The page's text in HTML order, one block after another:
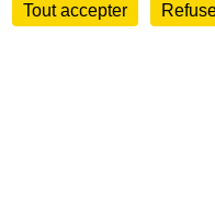
Entreprises et marchés
Tout accepter